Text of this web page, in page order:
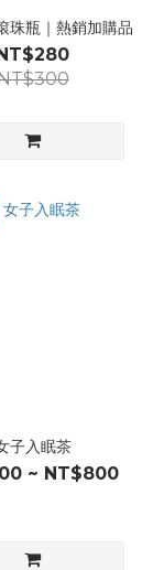
珠瓶｜熱銷加購品
子入眠茶
~ NT$800